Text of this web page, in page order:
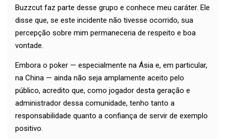
Buzzcut faz parte desse grupo e conhece meu caráter. Ele
disse que, se este incidente não tivesse ocorrido, sua
percepção sobre mim permaneceria de respeito e boa
vontade.
Embora o poker — especialmente na Ásia e, em particular,
na China — ainda não seja amplamente aceito pelo
público, acredito que, como jogador desta geração e
administrador dessa comunidade, tenho tanto a
responsabilidade quanto a confiança de servir de exemplo
positivo.